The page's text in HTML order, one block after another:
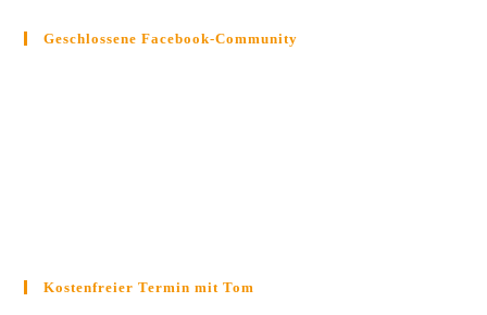
Geschlossene Facebook-Community
Kostenfreier Termin mit Tom